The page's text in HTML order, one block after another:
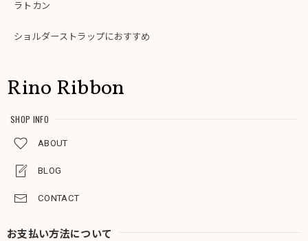
ラトカン
ショルダーストラップにおすすめ
Rino Ribbon
SHOP INFO
ABOUT
BLOG
CONTACT
お支払い方法について